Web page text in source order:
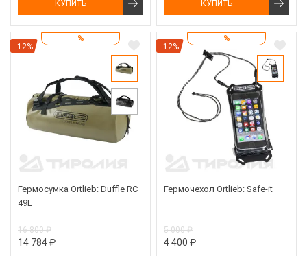
КУПИТЬ КУПИТЬ
%
-12%
Гермосумка Ortlieb: Duffle RC
49L
16 800 ₽
14 784 ₽
%
-12%
Гермочехол Ortlieb: Safe-it
5 000 ₽
4 400 ₽